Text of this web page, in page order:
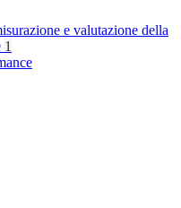
e valutazione della
1